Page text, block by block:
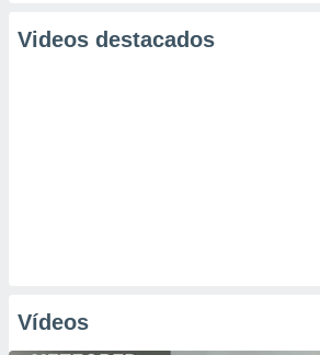
Videos destacados
Vídeos